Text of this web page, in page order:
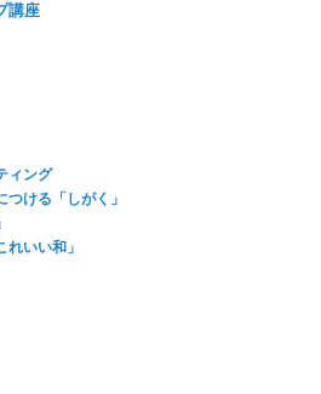
講座
ィング
ける「しがく」
いい和」